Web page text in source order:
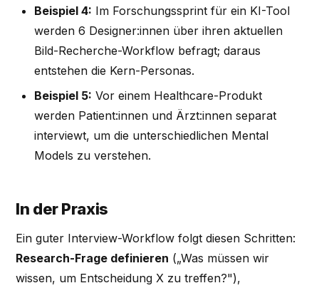
Beispiel 4: Im Forschungssprint für ein KI-Tool
werden 6 Designer:innen über ihren aktuellen
Bild-Recherche-Workflow befragt; daraus
entstehen die Kern-Personas.
Beispiel 5: Vor einem Healthcare-Produkt
werden Patient:innen und Ärzt:innen separat
interviewt, um die unterschiedlichen Mental
Models zu verstehen.
In der Praxis
Ein guter Interview-Workflow folgt diesen Schritten:
Research-Frage definieren („Was müssen wir
wissen, um Entscheidung X zu treffen?"),